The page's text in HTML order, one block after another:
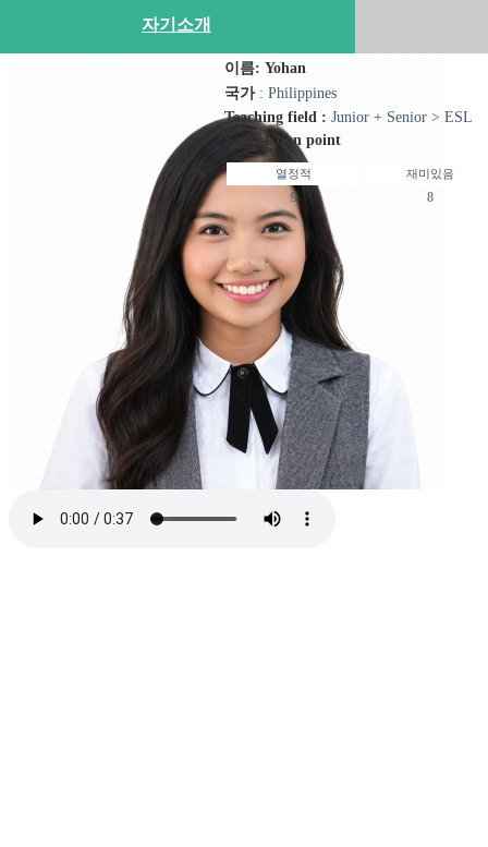
자기소개
이름: Yohan
국가 : Philippines
Teaching field : Junior + Senior > ESL
Satisfaction point
열정적 재미있음
9 8